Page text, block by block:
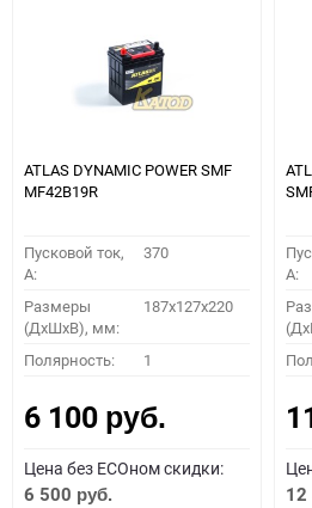
ATLAS DYNAMIC POWER SMF
MF42B19R
Пусковой ток,
A:
370
Размеры
(ДхШхВ), мм:
187x127x220
Полярность: 1
6 100 руб.
Цена без ECOном скидки:
6 500 руб.
A:
12